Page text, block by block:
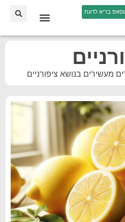
בריא לדעת
מעשירים בנושא ציפורניים